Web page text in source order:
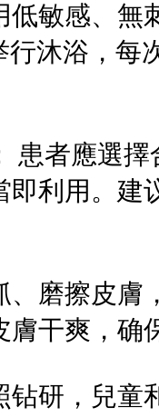
低敏感、無
沐浴，每
患者應選
即利用。建
、磨擦皮膚
膚干爽，
钻研，兒童